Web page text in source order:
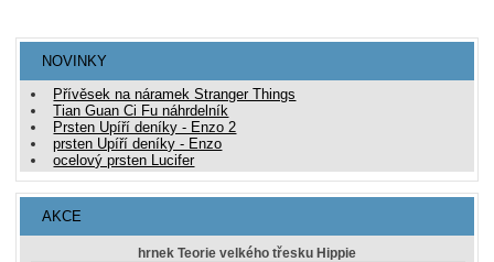
NOVINKY
Přívěsek na náramek Stranger Things
Tian Guan Ci Fu náhrdelník
Prsten Upíří deníky - Enzo 2
prsten Upíří deníky - Enzo
ocelový prsten Lucifer
AKCE
hrnek Teorie velkého třesku Hippie